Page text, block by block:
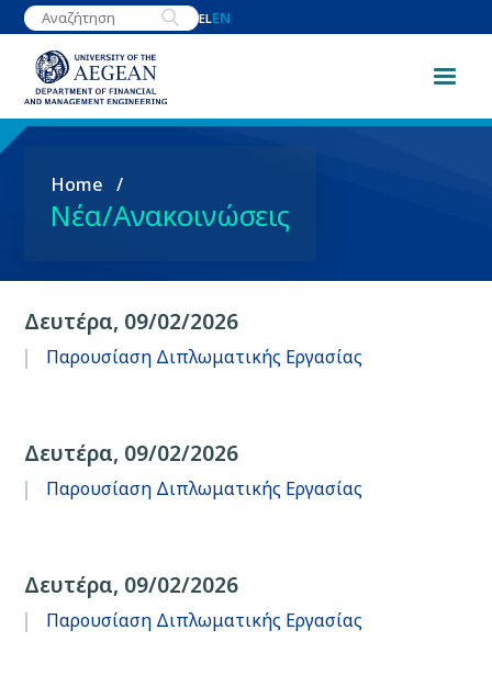
Skip
to
content
ELEN
Breadcrumb
Home
Νέα/Ανακοινώσεις
Δευτέρα, 09/02/2026
Παρουσίαση Διπλωματικής Εργασίας
Δευτέρα, 09/02/2026
Παρουσίαση Διπλωματικής Εργασίας
Δευτέρα, 09/02/2026
Παρουσίαση Διπλωματικής Εργασίας